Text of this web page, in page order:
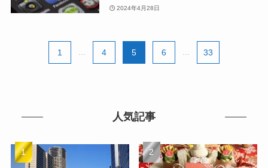
2024年4月28日
1 ... 4 5 6 ... 33
人気記事